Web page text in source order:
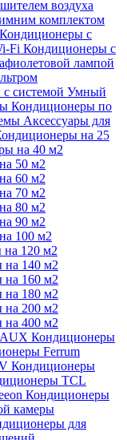
воздуха
комплектом
Кондиционеры с
Fi Кондиционеры с
лампой
системой Умный
Кондиционеры по
Аксессуары для
на 25
на 40 м2
50 м2
60 м2
70 м2
80 м2
90 м2
100 м2
120 м2
на 140 м2
на 160 м2
на 180 м2
на 200 м2
на 400 м2
Кондиционеры
Ferrum
Кондиционеры
TCL
Кондиционеры
камеры
для